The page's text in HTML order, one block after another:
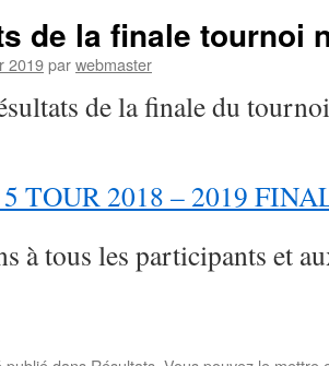
de la finale tournoi
2019parwebmaster
de la finale du
TOUR 2018 – 2019
à tous les participants et